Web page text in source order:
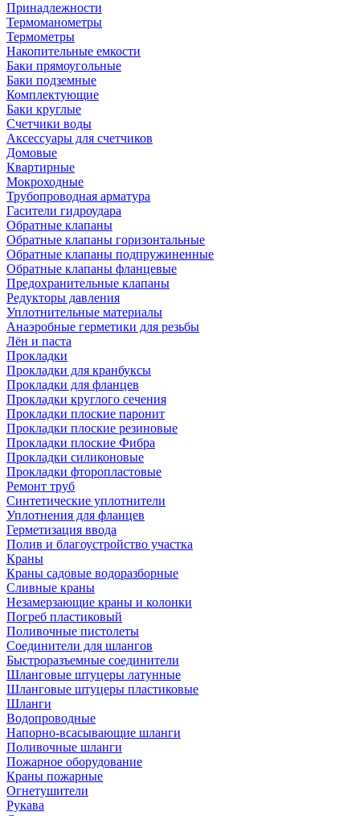
Принадлежности
Термоманометры
Термометры
Накопительные емкости
Баки прямоугольные
Баки подземные
Комплектующие
Баки круглые
Счетчики воды
Аксессуары для счетчиков
Домовые
Квартирные
Мокроходные
Трубопроводная арматура
Гасители гидроудара
Обратные клапаны
Обратные клапаны горизонтальные
Обратные клапаны подпружиненные
Обратные клапаны фланцевые
Предохранительные клапаны
Редукторы давления
Уплотнительные материалы
Анаэробные герметики для резьбы
Лён и паста
Прокладки
Прокладки для кранбуксы
Прокладки для фланцев
Прокладки круглого сечения
Прокладки плоские паронит
Прокладки плоские резиновые
Прокладки плоские Фибра
Прокладки силиконовые
Прокладки фторопластовые
Ремонт труб
Синтетические уплотнители
Уплотнения для фланцев
Герметизация ввода
Полив и благоустройство участка
Краны
Краны садовые водоразборные
Сливные краны
Незамерзающие краны и колонки
Погреб пластиковый
Поливочные пистолеты
Соединители для шлангов
Быстроразъемные соединители
Шланговые штуцеры латунные
Шланговые штуцеры пластиковые
Шланги
Водопроводные
Напорно-всасывающие шланги
Поливочные шланги
Пожарное оборудование
Краны пожарные
Огнетушители
Рукава